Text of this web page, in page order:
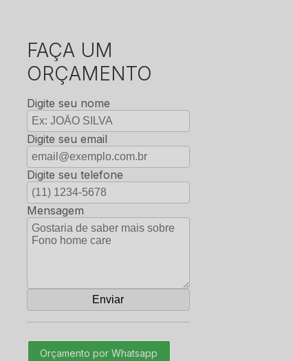
FAÇA UM
ORÇAMENTO
Digite seu nome
Digite seu email
Digite seu telefone
Mensagem
Orçamento por Whatsapp